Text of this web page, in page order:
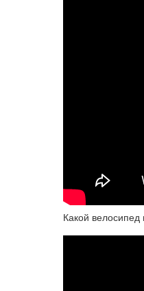
Какой велосипед